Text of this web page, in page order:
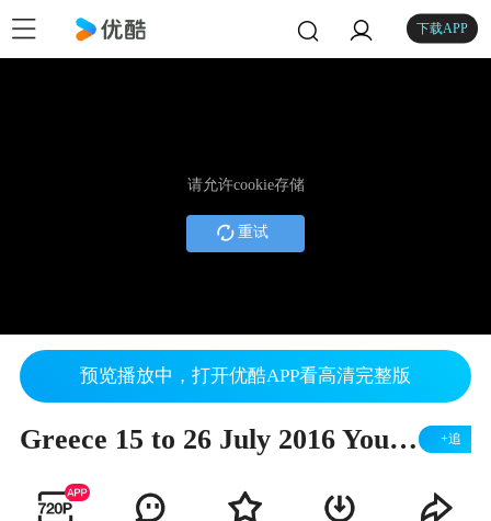
下载APP
请允许cookie存储
重试
预览播放中，打开优酷APP看高清完整版
Greece 15 to 26 July 2016 Youku +追